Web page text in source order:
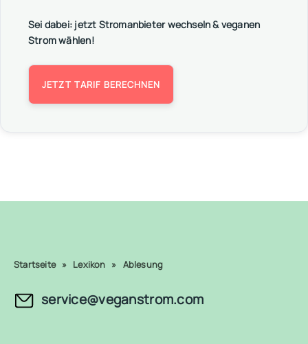
Sei dabei: jetzt Stromanbieter wechseln & veganen
Strom wählen!
JETZT TARIF BERECHNEN
Startseite » Lexikon » Ablesung
service@veganstrom.com